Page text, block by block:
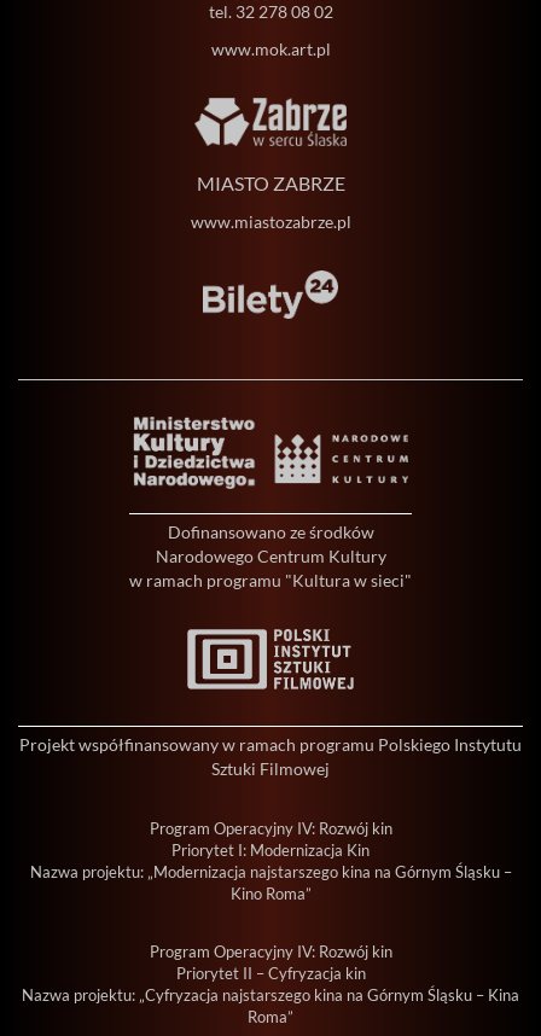
tel. 32 278 08 02
www.mok.art.pl
MIASTO ZABRZE
www.miastozabrze.pl
Dofinansowano ze środków
Narodowego Centrum Kultury
w ramach programu "Kultura w sieci"
Projekt współfinansowany w ramach programu Polskiego Instytutu
Sztuki Filmowej
Program Operacyjny IV: Rozwój kin
Priorytet I: Modernizacja Kin
Nazwa projektu: „Modernizacja najstarszego kina na Górnym Śląsku –
Kino Roma”
Program Operacyjny IV: Rozwój kin
Priorytet II – Cyfryzacja kin
Nazwa projektu: „Cyfryzacja najstarszego kina na Górnym Śląsku – Kina
Roma”